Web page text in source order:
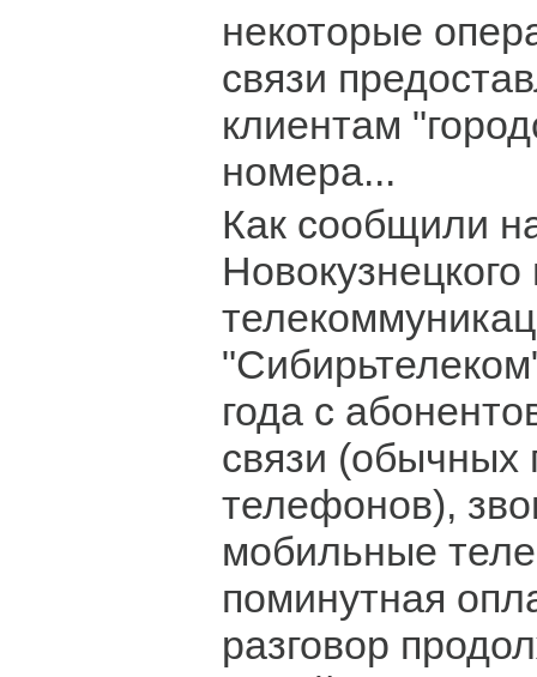
некоторые
связи
клиентам
номера...
Как сообщили
Новокузнецкого
года с
связи (обычных
телефонов),
мобильные
поминутная
разговор